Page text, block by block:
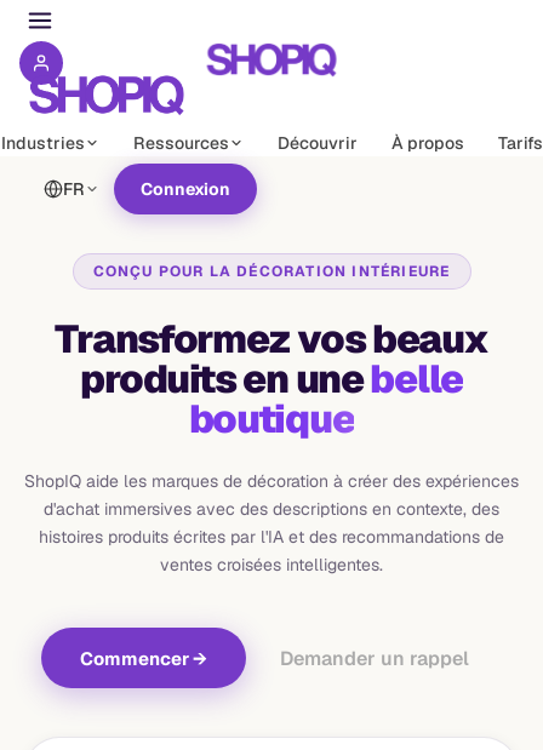
Industries Ressources Découvrir À propos Tarifs
FR Connexion
CONÇU POUR LA DÉCORATION INTÉRIEURE
Transformez vos beaux
produits en unebelle
boutique
ShopIQ aide les marques de décoration à créer des expériences
d'achat immersives avec des descriptions en contexte, des
histoires produits écrites par l'IA et des recommandations de
ventes croisées intelligentes.
Commencer→ Demander un rappel